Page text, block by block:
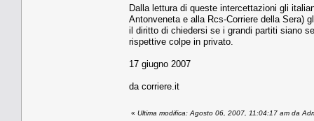
Dalla lettura di queste intercettazioni gli
Antonveneta e alla Rcs-Corriere della Sera)
il diritto di chiedersi se i grandi partiti siano
rispettive colpe in privato.
17 giugno 2007
da corriere.it
« Ultima modifica: Agosto 06, 2007, 11:04:17 am da